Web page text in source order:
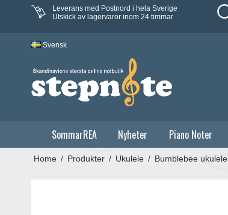
Leverans med Postnord i hela Sverige
Utskick av lagervaror inom 24 timmar
Svensk
SommarREA Nyheter Piano Noter
Home / Produkter / Ukulele / Bumblebee ukulele